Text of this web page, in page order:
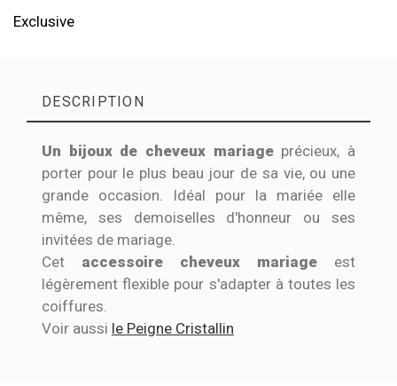
Exclusive
DESCRIPTION
Un bijoux de cheveux mariageprécieux, à
porter pour le plus beau jour de sa vie, ou une
grande occasion. Idéal pour la mariée elle
même, ses demoiselles d'honneur ou ses
invitées de mariage.
Cet accessoire cheveux mariage est
légèrement flexible pour s'adapter à toutes les
coiffures.
Voir aussi le Peigne Cristallin